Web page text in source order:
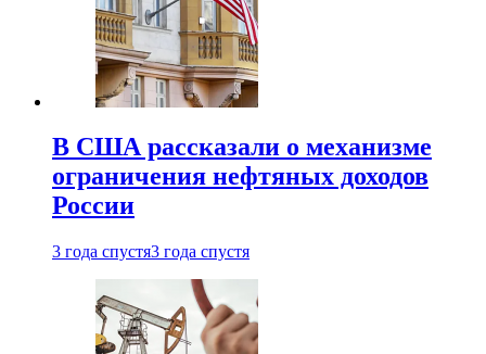
В США рассказали о механизме
ограничения нефтяных доходов
России
3 года спустя3 года спустя